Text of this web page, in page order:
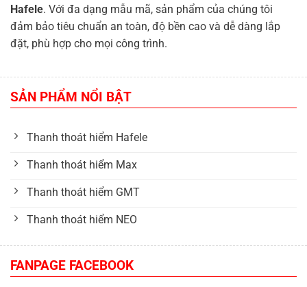
Hafele. Với đa dạng mẫu mã, sản phẩm của chúng tôi
đảm bảo tiêu chuẩn an toàn, độ bền cao và dễ dàng lắp
đặt, phù hợp cho mọi công trình.
SẢN PHẨM NỔI BẬT
Thanh thoát hiểm Hafele
Thanh thoát hiểm Max
Thanh thoát hiểm GMT
Thanh thoát hiểm NEO
FANPAGE FACEBOOK